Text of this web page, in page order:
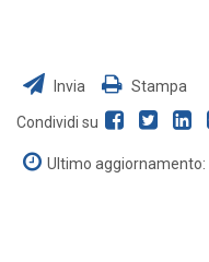
Invia Stampa
Condividi su
Ultimo aggiornamento: